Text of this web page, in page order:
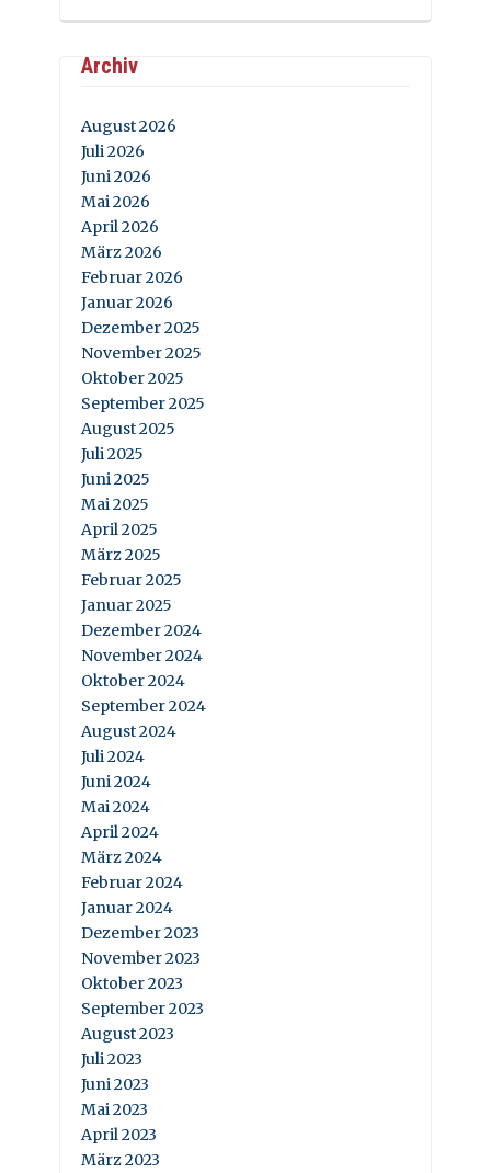
Archiv
August 2026
Juli 2026
Juni 2026
Mai 2026
April 2026
März 2026
Februar 2026
Januar 2026
Dezember 2025
November 2025
Oktober 2025
September 2025
August 2025
Juli 2025
Juni 2025
Mai 2025
April 2025
März 2025
Februar 2025
Januar 2025
Dezember 2024
November 2024
Oktober 2024
September 2024
August 2024
Juli 2024
Juni 2024
Mai 2024
April 2024
März 2024
Februar 2024
Januar 2024
Dezember 2023
November 2023
Oktober 2023
September 2023
August 2023
Juli 2023
Juni 2023
Mai 2023
April 2023
März 2023